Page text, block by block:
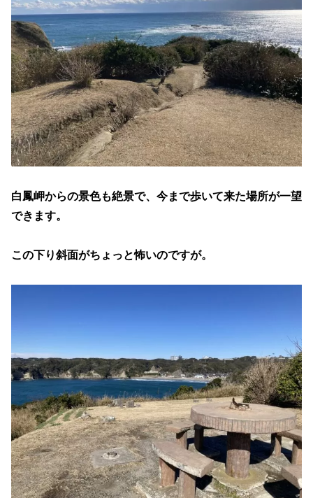
白鳳岬からの景色も絶景で、今まで歩いて来た場所が一望
できます。
この下り斜面がちょっと怖いのですが。